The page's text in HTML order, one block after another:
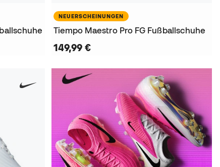
NEUERSCHEINUNGEN
Tiempo Maestro Pro FG Fußballschuhe
149,99 €